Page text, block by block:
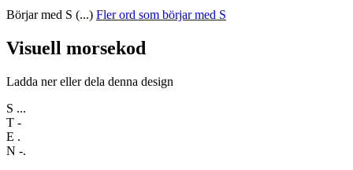
Börjar med S (...) Fler ord som börjar med S
Visuell morsekod
Ladda ner eller dela denna design
S ...
T -
E .
N -.